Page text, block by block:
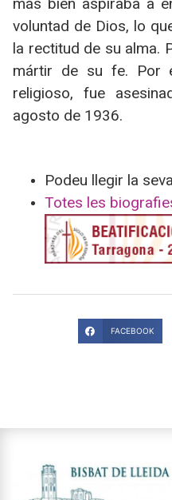
voluntad de Dios, lo
la rectitud de su alma.
mártir de su fe. Por
religioso, fue
agosto de 1936.
Podeu llegir la seva
Totes les
FACEBOOK